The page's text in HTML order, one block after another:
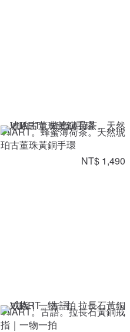
VIIART。蜂蜜薄荷茶。天然琥
珀古董珠黃銅手環
NT$ 1,490
VIIART。古語。拉長石黃銅戒
指｜一物一拍